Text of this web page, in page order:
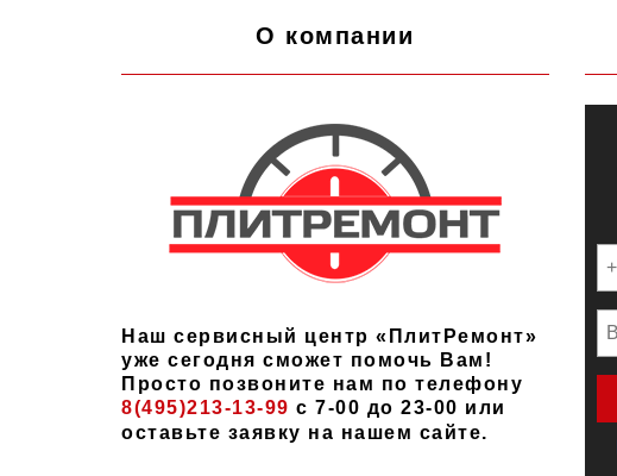
О компании
Наш сервисный центр «ПлитРемонт»
уже сегодня сможет помочь Вам!
Просто позвоните нам по телефону
8(495)213-13-99 с 7-00 до 23-00 или
оставьте заявку на нашем сайте.